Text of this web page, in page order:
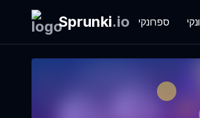
Sprunki.io ספרונקי